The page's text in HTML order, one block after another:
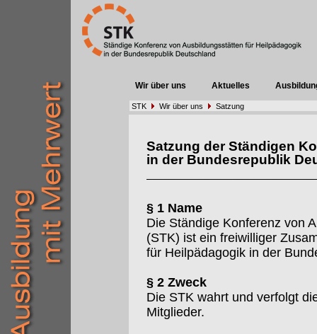
Wir über uns Aktuelles
STK Wir über uns Satzung
Satzung der Ständigen
in der Bundesrepublik
§ 1 Name
Die Ständige Konferenz von
(STK) ist ein freiwilliger
für Heilpädagogik in der
§ 2 Zweck
Die STK wahrt und verfolgt
Mitglieder.